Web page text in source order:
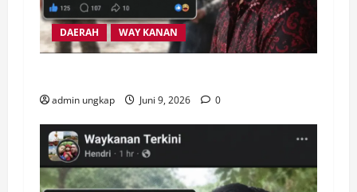
DAERAH WAY KANAN
admin ungkap Juni 9, 2026 0